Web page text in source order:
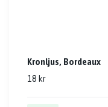
Kronljus, Bordeaux
18 kr